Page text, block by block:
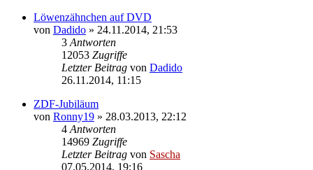
Löwenzähnchen auf DVD
von Dadido » 24.11.2014, 21:53
3 Antworten
12053 Zugriffe
Letzter Beitrag von Dadido
26.11.2014, 11:15
ZDF-Jubiläum
von Ronny19 » 28.03.2013, 22:12
4 Antworten
14969 Zugriffe
Letzter Beitrag von Sascha
07.05.2014, 19:16